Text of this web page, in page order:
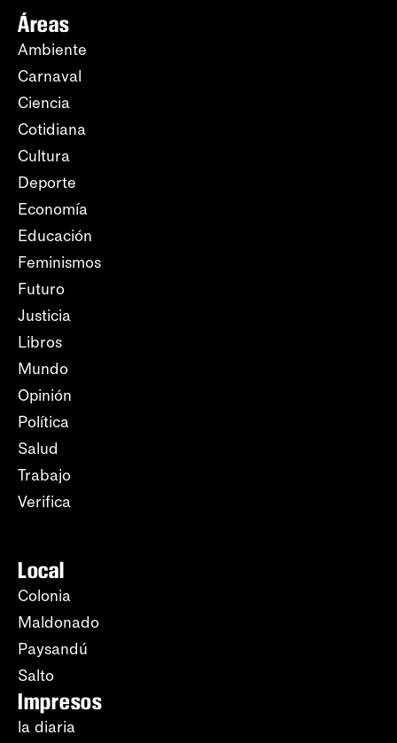
Áreas
Ambiente
Carnaval
Ciencia
Cotidiana
Cultura
Deporte
Economía
Educación
Feminismos
Futuro
Justicia
Libros
Mundo
Opinión
Política
Salud
Trabajo
Verifica
Local
Colonia
Maldonado
Paysandú
Salto
Impresos
la diaria